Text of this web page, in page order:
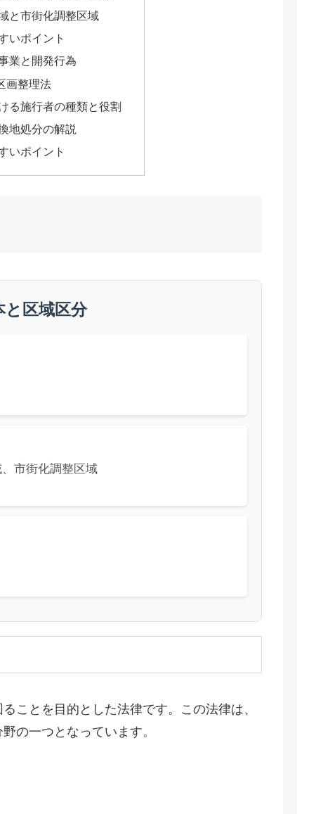
と市街化調整区域
いポイント
業と開発行為
画整理法
る施行者の種類と役割
地処分の解説
いポイント
と区域区分
市街化調整区域
ことを目的とした法律です。この法律は、
の一つとなっています。